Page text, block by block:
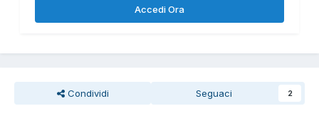
Accedi Ora
Condividi Seguaci 2